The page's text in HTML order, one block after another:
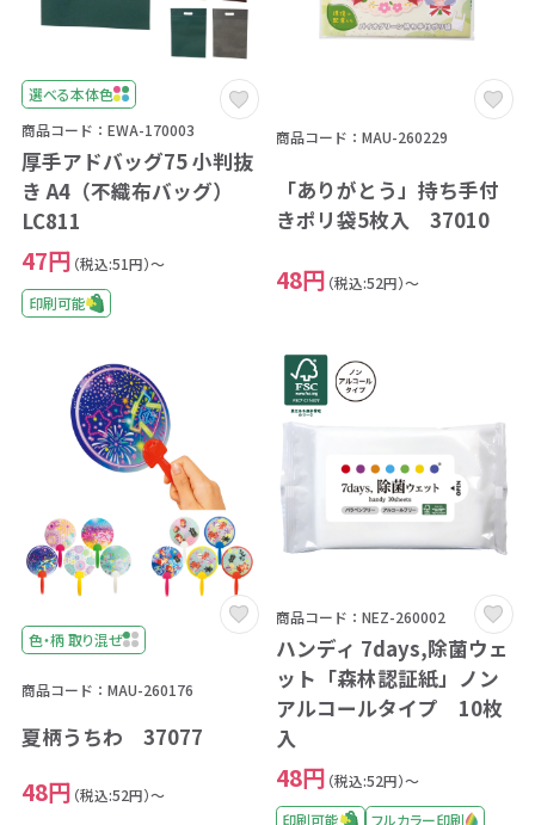
選べる本体色
商品コード：EWA-170003
厚手アドバッグ75 小判抜
き A4（不織布バッグ）
LC811
47円 （税込:51円）～
印刷可能
商品コード：MAU-260229
「ありがとう」持ち手付
きポリ袋5枚入 37010
48円 （税込:52円）～
色・柄 取り混ぜ
商品コード：MAU-260176
夏柄うちわ 37077
48円 （税込:52円）～
商品コード：NEZ-260002
ハンディ 7days,除菌ウェ
ット「森林認証紙」ノン
アルコールタイプ 10枚
入
48円 （税込:52円）～
印刷可能
フルカラー印刷